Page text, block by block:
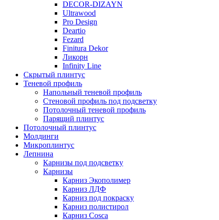
DECOR-DIZAYN
Ultrawood
Pro Design
Deartio
Fezard
Finitura Dekor
Ликорн
Infinity Line
Скрытый плинтус
Теневой профиль
Напольный теневой профиль
Стеновой профиль под подсветку
Потолочный теневой профиль
Парящий плинтус
Потолочный плинтус
Молдинги
Микроплинтус
Лепнина
Карнизы под подсветку
Карнизы
Карниз Экополимер
Карниз ЛДФ
Карниз под покраску
Карниз полистирол
Карниз Cosca